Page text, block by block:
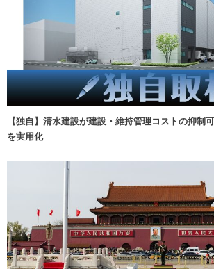
【独自】清水建設が建設・維持管理コストの抑制
を実用化